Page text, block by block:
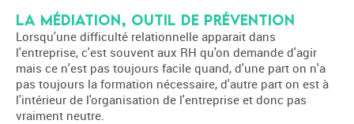
La Médiation, outil de prévention
Lorsqu'une difficulté relationnelle apparait dans
l'entreprise, c'est souvent aux RH qu'on demande d'agir
mais ce n'est pas toujours facile quand, d'une part on n'a
pas toujours la formation nécessaire, d'autre part on est à
l'intérieur de l'organisation de l'entreprise et donc pas
vraiment neutre.